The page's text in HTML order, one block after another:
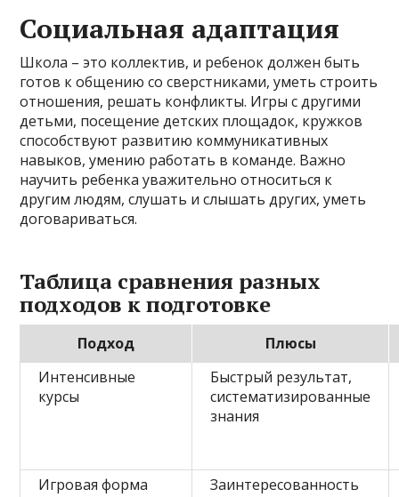
Социальная адаптация
Школа – это коллектив, и ребенок должен быть
готов к общению со сверстниками, уметь строить
отношения, решать конфликты. Игры с другими
детьми, посещение детских площадок, кружков
способствуют развитию коммуникативных
навыков, умению работать в команде. Важно
научить ребенка уважительно относиться к
другим людям, слушать и слышать других, уметь
договариваться.
Таблица сравнения разных
подходов к подготовке
Подход
Плюсы
Интенсивные
курсы
Быстрый результат,
систематизированные
знания
Игровая форма
Заинтересованность